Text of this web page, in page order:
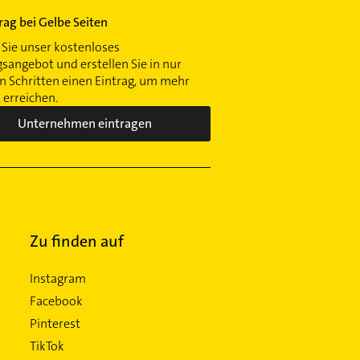
bei Gelbe Seiten
unser kostenloses
und erstellen Sie in nur
Schritten einen Eintrag, um mehr
erreichen.
Unternehmen eintragen
Zu finden auf
Instagram
Facebook
Pinterest
TikTok